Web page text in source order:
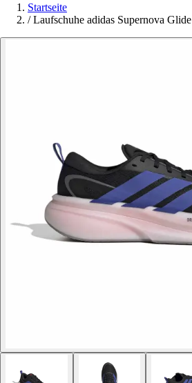
Startseite
/ Laufschuhe adidas Supernova Glide